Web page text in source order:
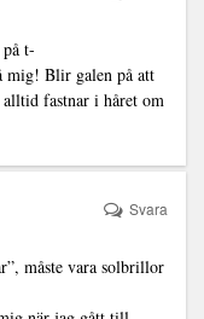
t-
mig! Blir galen på att
fastnar i håret om
måste vara solbrillor
Svara